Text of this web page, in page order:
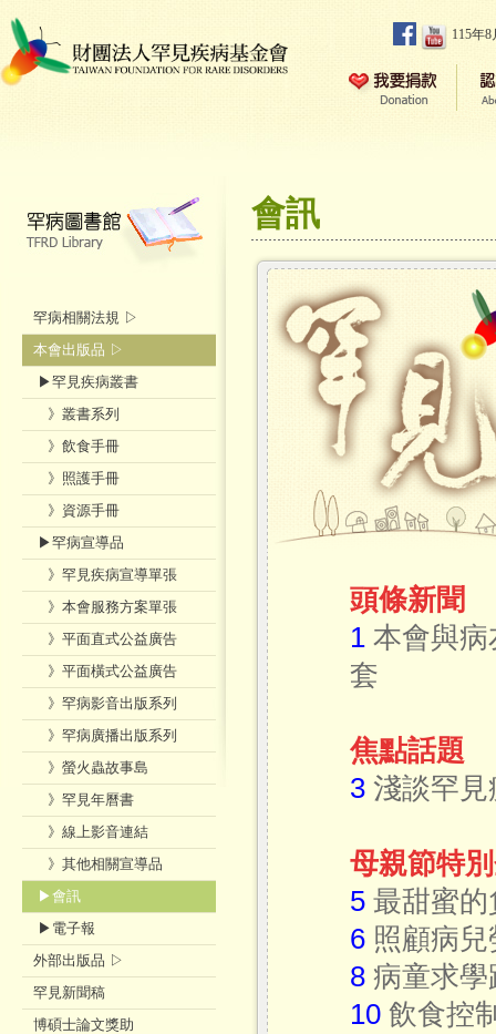
115年
會訊
頭條新聞
1本會與
套
焦點話題
3 淺談罕
母親節特
5 最甜蜜的
6 照顧病
8 病童求
10 飲食控
罕病相關法規 ▷
本會出版品 ▷
▶罕見疾病叢書
》叢書系列
》飲食手冊
》照護手冊
》資源手冊
▶罕病宣導品
》罕見疾病宣導單張
》本會服務方案單張
》平面直式公益廣告
》平面橫式公益廣告
》罕病影音出版系列
》罕病廣播出版系列
》螢火蟲故事島
》罕見年曆書
》線上影音連結
》其他相關宣導品
▶會訊
▶電子報
外部出版品 ▷
罕見新聞稿
博碩士論文獎助